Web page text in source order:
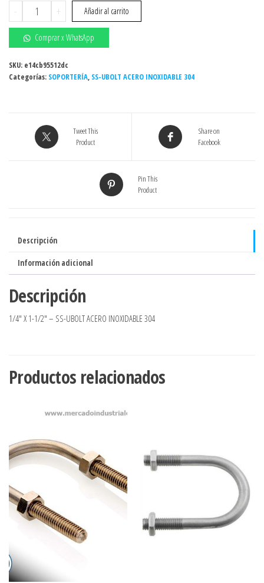
-
1/4"
X
1-
1/2"
-
SS-
cantidad
+ Añadir al carrito
Comprar x WhatsApp
SKU: e14cb95512dc
Categorías: SOPORTERÍA, SS-UBOLT ACERO INOXIDABLE 304
Tweet This
Product
Share on
Facebook
Pin This
Product
Descripción
Información adicional
Descripción
1/4″ X 1-1/2″ – SS-UBOLT ACERO INOXIDABLE 304
Productos relacionados